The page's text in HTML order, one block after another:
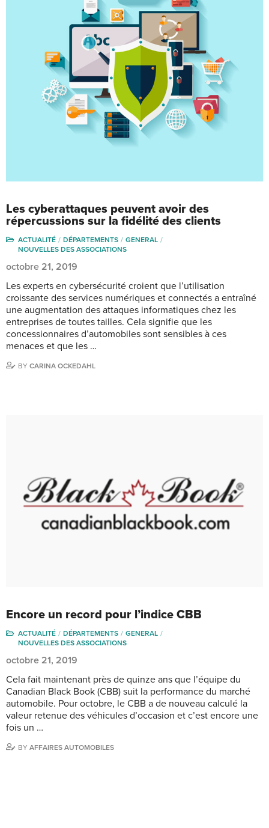
Les cyberattaques peuvent avoir des
répercussions sur la fidélité des clients
ACTUALITÉ DÉPARTEMENTS
GENERAL
NOUVELLES DES ASSOCIATIONS
octobre 21, 2019
Les experts en cybersécurité croient que l’utilisation
croissante des services numériques et connectés a entraîné
une augmentation des attaques informatiques chez les
entreprises de toutes tailles. Cela signifie que les
concessionnaires d’automobiles sont sensibles à ces
menaces et que les …
BY CARINA OCKEDAHL
Encore un record pour l’indice CBB
ACTUALITÉ DÉPARTEMENTS
GENERAL
NOUVELLES DES ASSOCIATIONS
octobre 21, 2019
Cela fait maintenant près de quinze ans que l’équipe du
Canadian Black Book (CBB) suit la performance du marché
automobile. Pour octobre, le CBB a de nouveau calculé la
valeur retenue des véhicules d’occasion et c’est encore une
fois un …
BY AFFAIRES AUTOMOBILES